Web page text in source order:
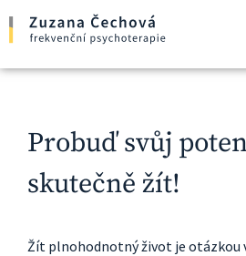
Probuď svůj
skutečně žít!
Žít plnohodnotný život je otázkou